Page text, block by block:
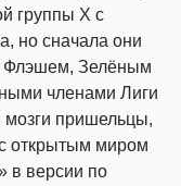
группы X с
но сначала они
Флэшем, Зелёным
членами Лиги
пришельцы,
открытым миром
в версии по